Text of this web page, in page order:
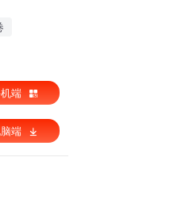
端
端